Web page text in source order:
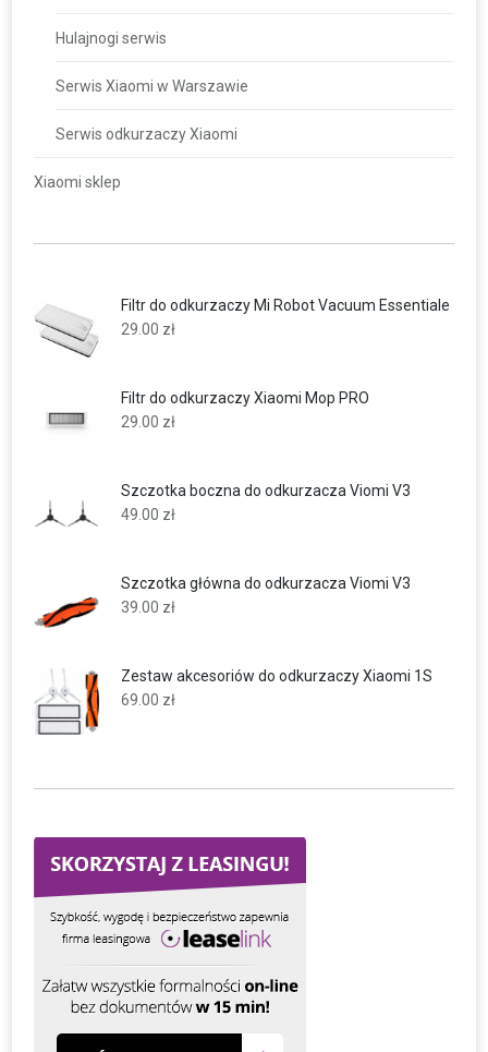
Hulajnogi serwis
Serwis Xiaomi w Warszawie
Serwis odkurzaczy Xiaomi
Xiaomi sklep
Filtr do odkurzaczy Mi Robot Vacuum Essentiale
29.00 zł
Filtr do odkurzaczy Xiaomi Mop PRO
29.00 zł
Szczotka boczna do odkurzacza Viomi V3
49.00 zł
Szczotka główna do odkurzacza Viomi V3
39.00 zł
Zestaw akcesoriów do odkurzaczy Xiaomi 1S
69.00 zł